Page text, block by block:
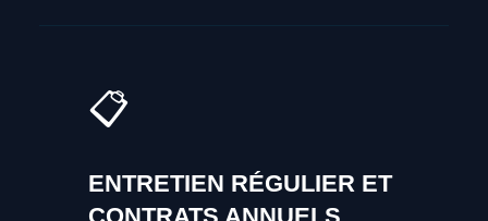
📋
ENTRETIEN RÉGULIER ET